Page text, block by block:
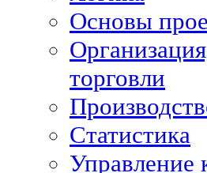
Основы
торговли
Статистика
Управление